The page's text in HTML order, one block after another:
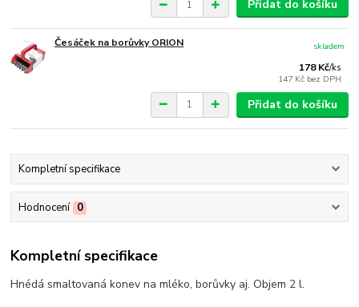
Přidat do košíku
Česáček na borůvky ORION
178 Kč/ks
147 Kč bez DPH
skladem
Přidat do košíku
Kompletní specifikace
Hodnocení 0
Kompletní specifikace
Hnédá smaltovaná konev na mléko, borůvky aj. Objem 2 l.